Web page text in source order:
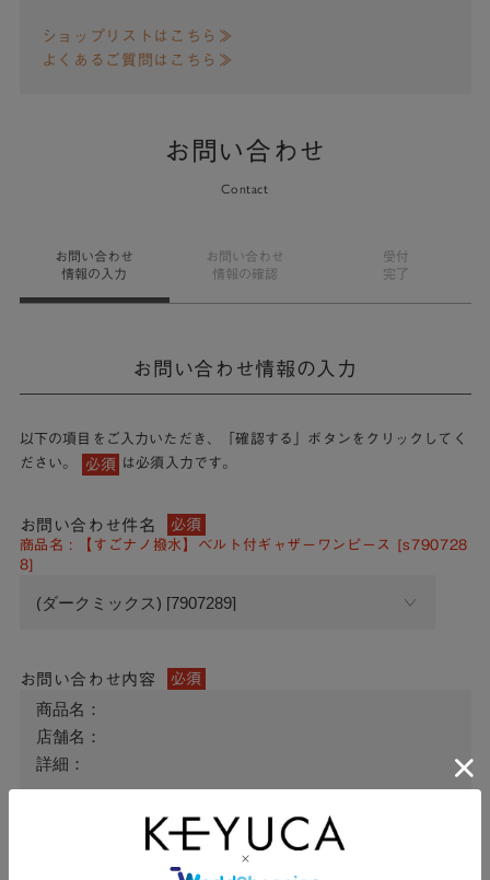
ショップリストはこちら≫
よくあるご質問はこちら≫
お問い合わせ
Contact
お問い合わせ
情報の入力
お問い合わせ
情報の確認
受付
完了
お問い合わせ情報の入力
以下の項目をご入力いただき、「確認する」ボタンをクリックしてく
ださい。
必須 は必須入力です。
お問い合わせ件名 必須
商品名 : 【すごナノ撥水】ベルト付ギャザーワンピース [s790728
8]
お問い合わせ内容 必須